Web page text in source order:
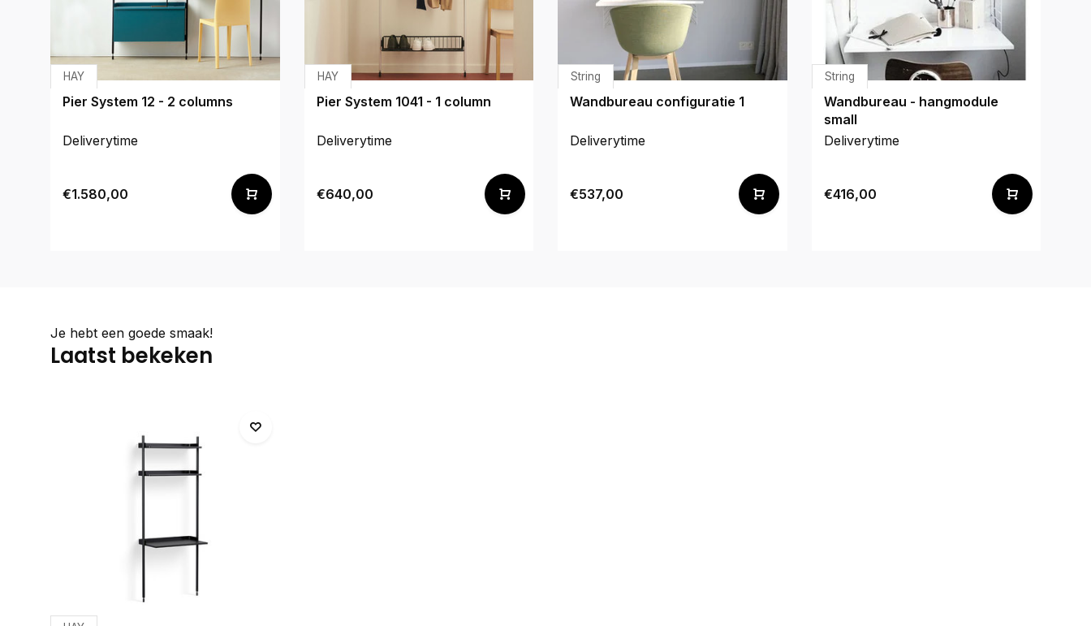
HAY
Pier System 12 - 2 columns
Deliverytime
€1.580,00
HAY
Pier System 1041 - 1 column
Deliverytime
€640,00
String
Wandbureau configuratie 1
Deliverytime
€537,00
String
Wandbureau - hangmodule
small
Deliverytime
€416,00
Je hebt een goede smaak!
Laatst bekeken